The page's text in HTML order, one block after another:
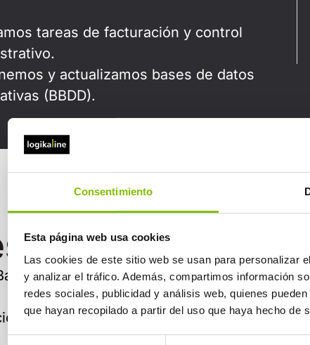
Consentimiento
Esta página web usa cookies
Las cookies de este sitio web se usan para personalizar
y analizar el tráfico. Además, compartimos información
redes sociales, publicidad y análisis web, quienes
que hayan recopilado a partir del uso que haya hecho de
tareas de facturación y control
y actualizamos bases de datos
(BBDD).
se adapta a
y energía, hasta
Seguros